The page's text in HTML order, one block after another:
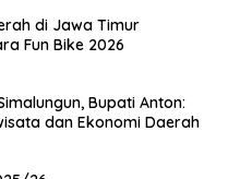
di Jawa Timur
Fun Bike 2026
Bupati Anton:
dan Ekonomi Daerah